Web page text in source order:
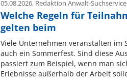
05.08.2026,Redaktion Anwalt-Suchservice
Welche Regeln für
gelten beim
Viele Unternehmen veranstalten im
auch ein Sommerfest. Sind diese
passiert zum Beispiel, wenn man
Erlebnisse außerhalb der Arbeit